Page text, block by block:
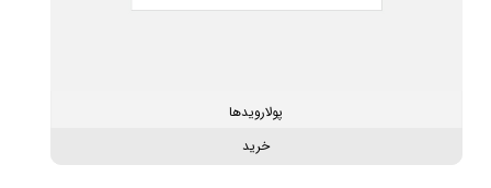
پولارویدها
خرید